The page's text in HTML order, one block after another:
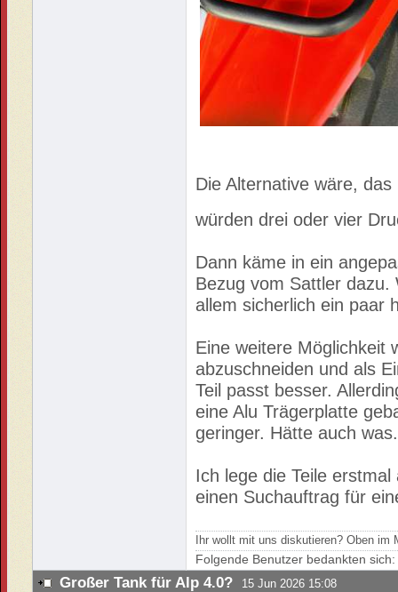
Die Alternative wäre,
würden drei oder vier
Dann käme in ein
Bezug vom Sattler dazu.
allem sicherlich ein paar
Eine weitere Möglichkeit
abzuschneiden und als
Teil passt besser.
eine Alu Trägerplatte
geringer. Hätte auch was.
Ich lege die Teile
einen Suchauftrag für
Ihr wollt mit uns diskutieren? Oben
Folgende Benutzer bedankten
Großer Tank für Alp 4.0? 15 Jun 2026 15:08